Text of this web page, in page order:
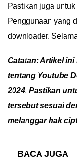
Pastikan juga
Penggunaan yang
downloader.
Catatan: Artikel
tentang Youtube
2024. Pastikan
tersebut sesuai
melanggar hak
BACA JUGA